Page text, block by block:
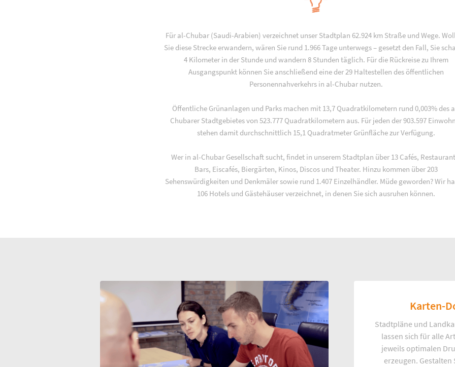
Für al-Chubar (Saudi-Arabien) verzeichnet unser Stadtplan 62.924 km Straße und Wege.
Sie diese Strecke erwandern, wären Sie rund 1.966 Tage unterwegs – gesetzt den Fall, Sie
4 Kilometer in der Stunde und wandern 8 Stunden täglich. Für die Rückreise zu Ihrem
Ausgangspunkt können Sie anschließend eine der 29 Haltestellen des öffentlichen
Personennahverkehrs in al-Chubar nutzen.
Öffentliche Grünanlagen und Parks machen mit 13,7 Quadratkilometern rund 0,003% des
Chubarer Stadtgebietes von 523.777 Quadratkilometern aus. Für jeden der 903.597
stehen damit durchschnittlich 15,1 Quadratmeter Grünfläche zur Verfügung.
Wer in al-Chubar Gesellschaft sucht, findet in unserem Stadtplan über 13 Cafés,
Bars, Eiscafés, Biergärten, Kinos, Discos und Theater. Hinzu kommen über 203
Sehenswürdigkeiten und Denkmäler sowie rund 1.407 Einzelhändler. Müde geworden? Wir
106 Hotels und Gästehäuser verzeichnet, in denen Sie sich ausruhen können.
Karten-
Stadtpläne und
lassen sich für alle
jeweils optimalen
erzeugen.